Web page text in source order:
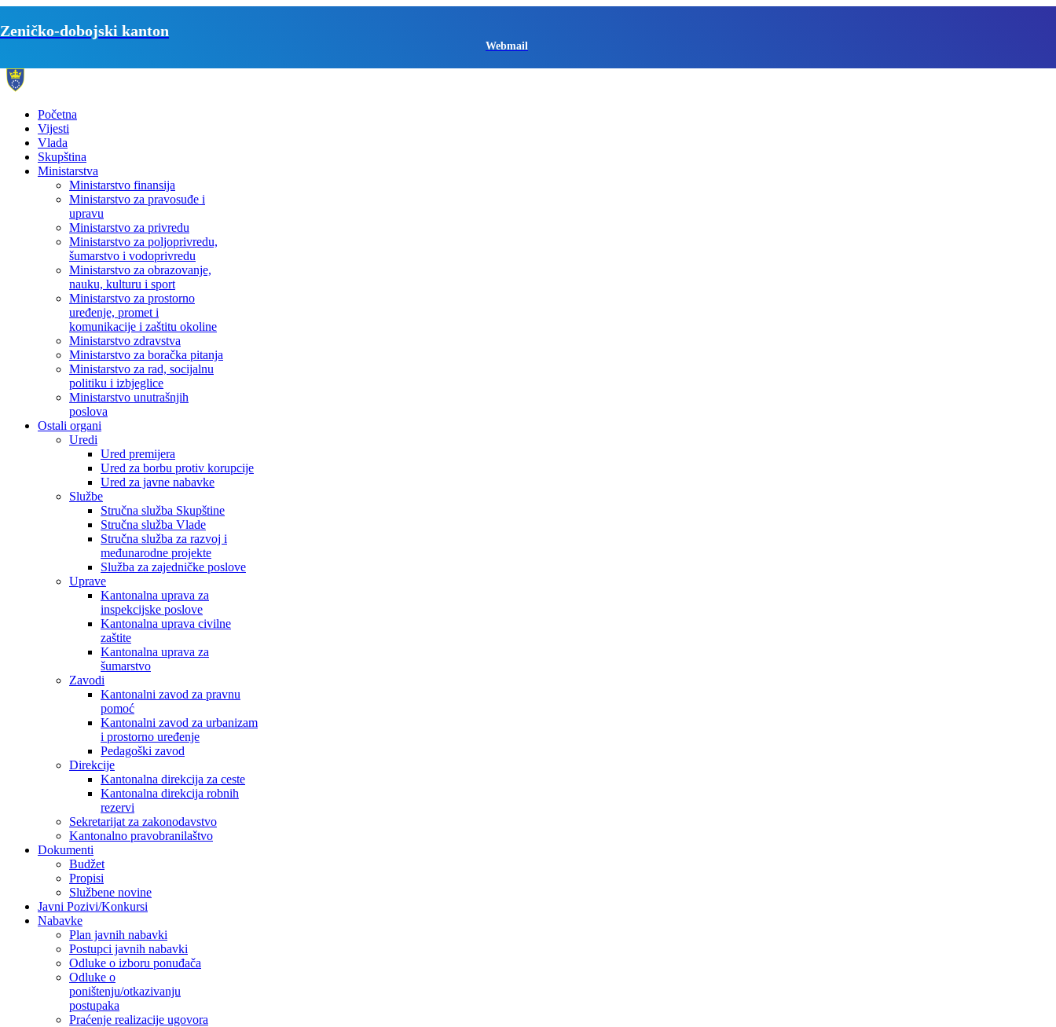
Zeničko-dobojski kanton
Webmail
Početna
Vijesti
Vlada
Skupština
Ministarstva
Ministarstvo finansija
Ministarstvo za pravosuđe i
upravu
Ministarstvo za privredu
Ministarstvo za poljoprivredu,
šumarstvo i vodoprivredu
Ministarstvo za obrazovanje,
nauku, kulturu i sport
Ministarstvo za prostorno
uređenje, promet i
komunikacije i zaštitu okoline
Ministarstvo zdravstva
Ministarstvo za boračka pitanja
Ministarstvo za rad, socijalnu
politiku i izbjeglice
Ministarstvo unutrašnjih
poslova
Ostali organi
Uredi
Ured premijera
Ured za borbu protiv korupcije
Ured za javne nabavke
Službe
Stručna služba Skupštine
Stručna služba Vlade
Stručna služba za razvoj i
međunarodne projekte
Služba za zajedničke poslove
Uprave
Kantonalna uprava za
inspekcijske poslove
Kantonalna uprava civilne
zaštite
Kantonalna uprava za
šumarstvo
Zavodi
Kantonalni zavod za pravnu
pomoć
Kantonalni zavod za urbanizam
i prostorno uređenje
Pedagoški zavod
Direkcije
Kantonalna direkcija za ceste
Kantonalna direkcija robnih
rezervi
Sekretarijat za zakonodavstvo
Kantonalno pravobranilaštvo
Dokumenti
Budžet
Propisi
Službene novine
Javni Pozivi/Konkursi
Nabavke
Plan javnih nabavki
Postupci javnih nabavki
Odluke o izboru ponuđača
Odluke o
poništenju/otkazivanju
postupaka
Praćenje realizacije ugovora